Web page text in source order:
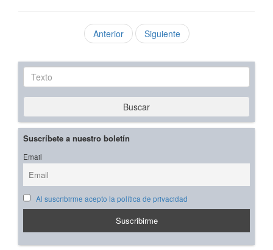
Anterior Siguiente
Texto
Buscar
Suscríbete a nuestro boletín
Email
Al suscribirme acepto la política de privacidad